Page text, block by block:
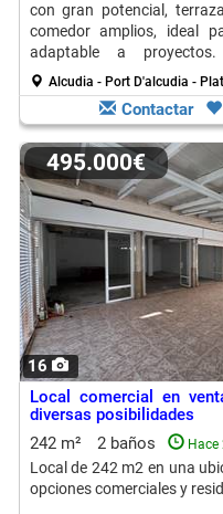
con gran potencial,
comedor amplios, ideal
adaptable a
inversión.
Alcudia - Port D'alcudia -
Contactar
16
495.000€
Local comercial en
diversas posibilidades
242 m²
2 baños Hace
Local de 242 m2 en una
opciones comerciales y